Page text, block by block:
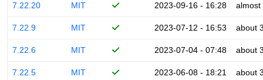
7.22.20 MIT 2023-09-16 - 16:28 almost
7.22.9 MIT 2023-07-12 - 16:53 about
7.22.6 MIT 2023-07-04 - 07:48 about
7.22.5 MIT 2023-06-08 - 18:21 about